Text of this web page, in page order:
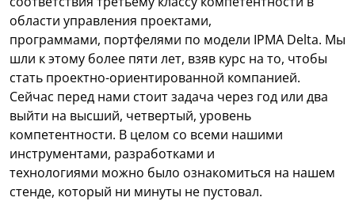
области управления проектами,
программами, портфелями по модели IPMA Delta. Мы
шли к этому более пяти лет, взяв курс на то, чтобы
стать проектно-ориентированной компанией.
Сейчас перед нами стоит задача через год или два
выйти на высший, четвертый, уровень
компетентности. В целом со всеми нашими
инструментами, разработками и
технологиями можно было ознакомиться на нашем
стенде, который ни минуты не пустовал.